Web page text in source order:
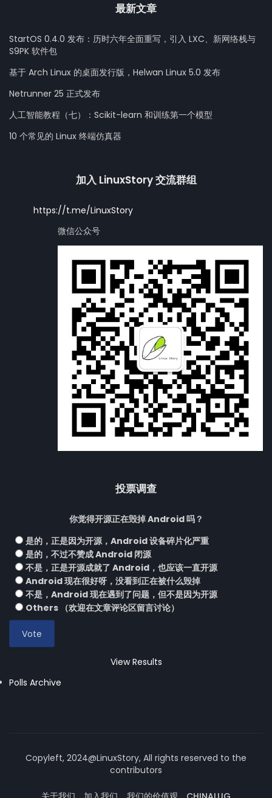
最新文章
StartOS 0.4.0 发布：历时六年全面重写，引入 LXC、新网络栈与
S9PK 软件包
基于 Arch Linux 的桌面发行版，Helwan Linux 5.0 发布
Netrunner 25 正式发布
人工智能教程（七）：Scikit-learn 和训练第一个模型
10 个常见的 Linux 终端仿真器
加入 LinuxStory 交流群组
https://t.me/LinuxStory
微信公众号
投票调查
你觉得开源正在毁掉 Android 吗？
是的，正是因为开源，Android 设备碎片化严重
是的，不过不赞成 Android 闭源
不是，正是开源成就了 Android，也应该一直开源
Android 现在很好呀，没看到正在被什么毁掉
不是，Android 现在遇到了问题，但不是因为开源
Others （欢迎在文章评论区留言讨论）
View Results
Polls Archive
Copyleft, 2024@LinuxStory, All rights reserved to the
contributors